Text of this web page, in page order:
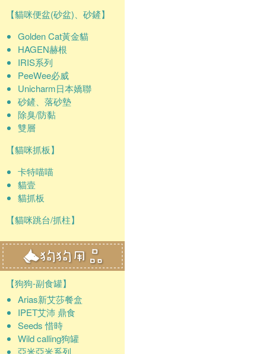
【貓咪便盆(砂盆)、砂鏟】
Golden Cat黃金貓
HAGEN赫根
IRIS系列
PeeWee必威
Unicharm日本嬌聯
砂鏟、落砂墊
除臭/防黏
雙層
【貓咪抓板】
卡特喵喵
貓壹
貓抓板
【貓咪跳台/抓柱】
【狗狗-副食罐】
Arias新艾莎餐盒
IPET艾沛 鼎食
Seeds 惜時
Wild calling狗罐
亞米亞米系列